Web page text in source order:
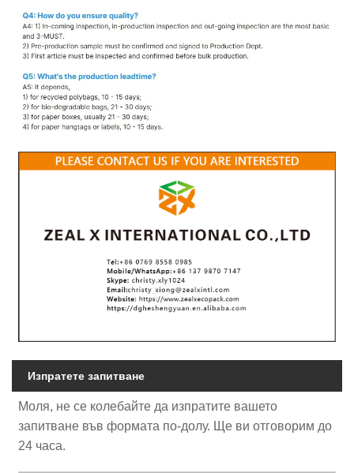
Изпратете запитване
Моля, не се колебайте да изпратите вашето
запитване във формата по-долу. Ще ви отговорим до
24 часа.